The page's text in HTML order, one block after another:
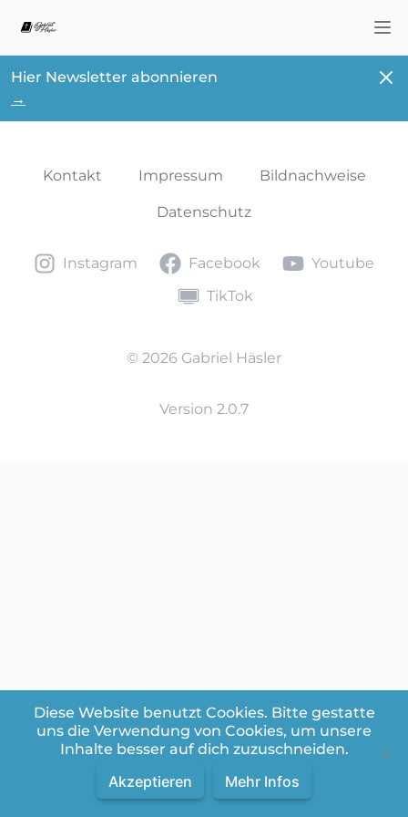
Hier Newsletter abonnieren
→
Kontakt Impressum Bildnachweise
Datenschutz
Instagram
Instagram Facebook
Facebook YoutubeYoutube
TikTokTikTok
© 2026 Gabriel Häsler
Version 2.0.7
Diese Website benutzt Cookies. Bitte gestatte
uns die Verwendung von Cookies, um unsere
Inhalte besser auf dich zuzuschneiden.
Akzeptieren Mehr Infos